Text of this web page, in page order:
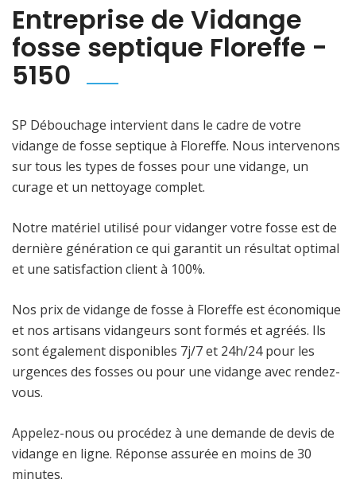
Entreprise de Vidange
fosse septique Floreffe -
5150
SP Débouchage intervient dans le cadre de votre
vidange de fosse septique à Floreffe. Nous intervenons
sur tous les types de fosses pour une vidange, un
curage et un nettoyage complet.
Notre matériel utilisé pour vidanger votre fosse est de
dernière génération ce qui garantit un résultat optimal
et une satisfaction client à 100%.
Nos prix de vidange de fosse à Floreffe est économique
et nos artisans vidangeurs sont formés et agréés. Ils
sont également disponibles 7j/7 et 24h/24 pour les
urgences des fosses ou pour une vidange avec rendez-
vous.
Appelez-nous ou procédez à une demande de devis de
vidange en ligne. Réponse assurée en moins de 30
minutes.